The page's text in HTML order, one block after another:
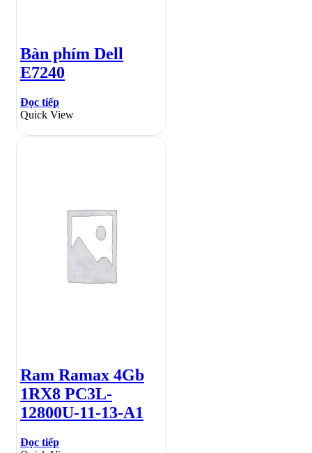
Bàn phím Dell
E7240
Đọc tiếp
Quick View
Ram Ramax 4Gb
1RX8 PC3L-
12800U-11-13-A1
Đọc tiếp